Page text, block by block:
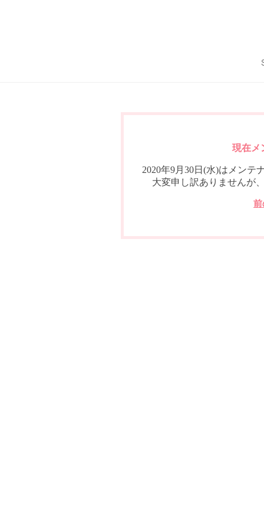
現在メ
2020年9月30日(水)はメンテ
大変申し訳ありませんが
前